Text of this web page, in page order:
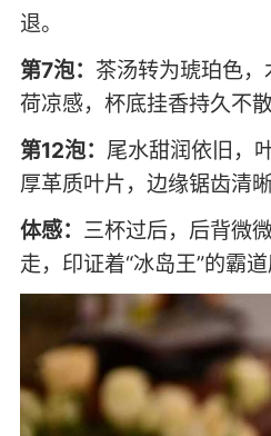
退。
第7泡： 茶汤转为琥珀色
荷凉感，杯底挂香持久不
第12泡： 尾水甜润依旧，
厚革质叶片，边缘锯齿清
体感： 三杯过后，后背微
走，印证着“冰岛王”的霸道